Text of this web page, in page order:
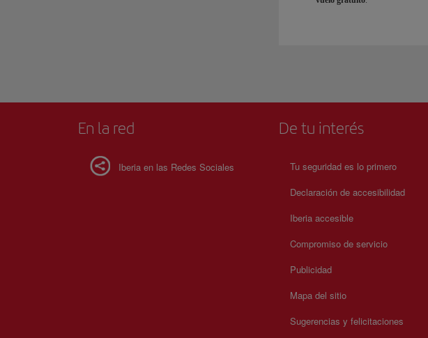
En la red
Iberia en las Redes Sociales
De tu interés
Tu seguridad es lo primero
Declaración de accesibilidad
Iberia accesible
Compromiso de servicio
Publicidad
Mapa del sitio
Sugerencias y felicitaciones